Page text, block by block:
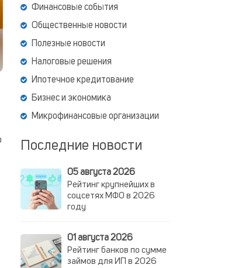
Финансовые события
Общественные новости
Полезные новости
Налоговые решения
Ипотечное кредитование
Бизнес и экономика
Микрофинансовые организации
Последние новости
05 августа 2026
Рейтинг крупнейших в
соцсетях МФО в 2026
году
01 августа 2026
Рейтинг банков по сумме
займов для ИП в 2026